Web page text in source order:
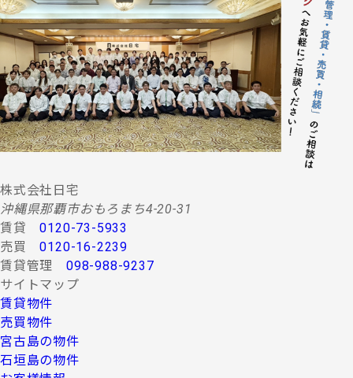
株式会社日宅
沖縄県那覇市おもろまち4-20-31
賃貸0120-73-5933
売買0120-16-2239
賃貸管理 098-988-9237
サイトマップ
賃貸物件
売買物件
宮古島の物件
石垣島の物件